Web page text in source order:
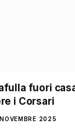
fuori
i Corsari
2025